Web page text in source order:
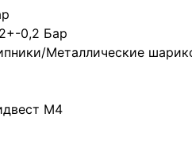
0,2 Бар
Металлические
М4